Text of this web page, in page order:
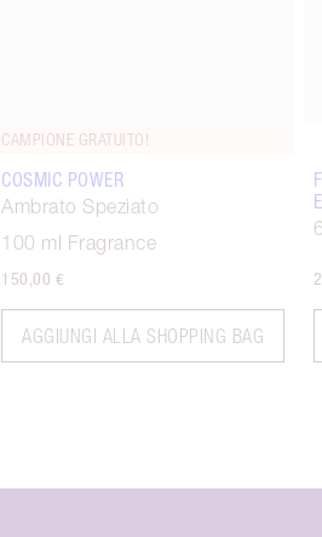
CAMPIONE GRATUITO!
COSMIC POWER
Ambrato Speziato
100 ml Fragrance
150,00 €
AGGIUNGI ALLA SHOPPING BAG